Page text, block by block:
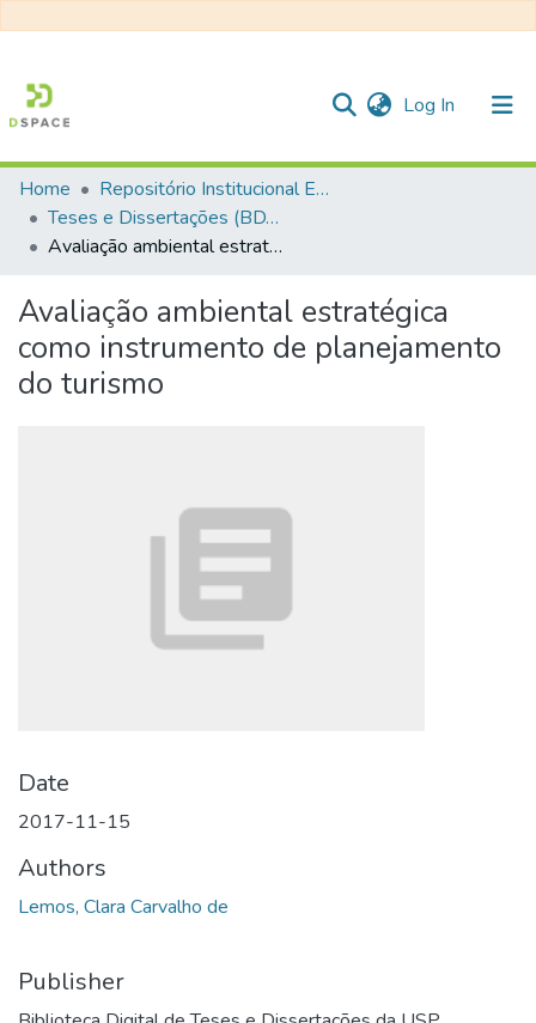
Log In (current)
Communities & Collections
All of DSpace
Statistics
Home
Repositório Institucional EESC
Teses e Dissertações (BDTD USP)
Avaliação ambiental estratégica como instrumento de planejamento do turismo
Avaliação ambiental estratégica
como instrumento de planejamento
do turismo
Date
2017-11-15
Authors
Lemos, Clara Carvalho de
Publisher